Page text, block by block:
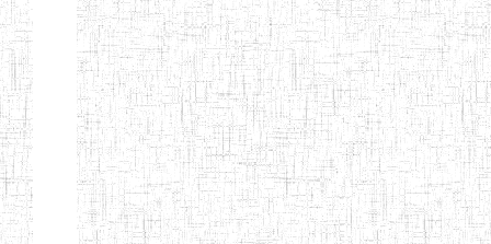
Etablissements
d'enseignement
secondaire
technique
et
professionnel